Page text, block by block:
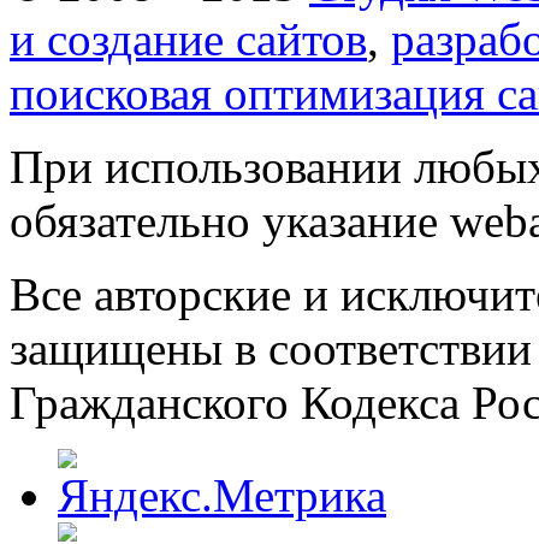
и создание сайтов,
поисковая оптимизация
При использовании
обязательно указание
Все авторские и
защищены в
Гражданского Кодекса